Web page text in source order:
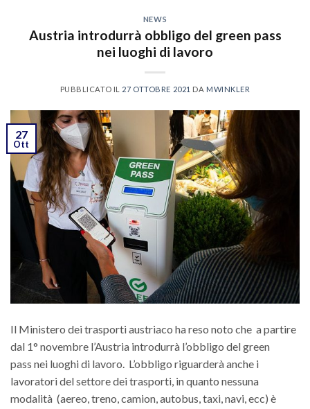
NEWS
Austria introdurrà obbligo del green pass
nei luoghi di lavoro
PUBBLICATO IL 27 OTTOBRE 2021 DA MWINKLER
27
Ott
Il Ministero dei trasporti austriaco ha reso noto che a partire
dal 1° novembre l’Austria introdurrà l’obbligo del green
pass nei luoghi di lavoro. L’obbligo riguarderà anche i
lavoratori del settore dei trasporti, in quanto nessuna
modalità (aereo, treno, camion, autobus, taxi, navi, ecc) è